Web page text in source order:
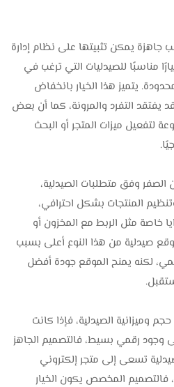
جاهزة يمكن تثبيتها على نظام إدارة
مناسبًا للصيدليات التي ترغب في
يتميز هذا الخيار بانخفاض
يفتقد التفرد والمرونة، كما أن بعض
لتفعيل ميزات المتجر أو البحث
وفق متطلبات الصيدلية،
المنتجات بشكل احترافي،
خاصة مثل الربط مع المخزون أو
صيدلية من هذا النوع أعلى بسبب
لكنه يمنح الموقع جودة أفضل
وميزانية الصيدلية، فإذا كانت
وجود رقمي بسيط، فالتصميم الجاهز
تسعى إلى متجر إلكتروني
فالتصميم المخصص يكون الخيار